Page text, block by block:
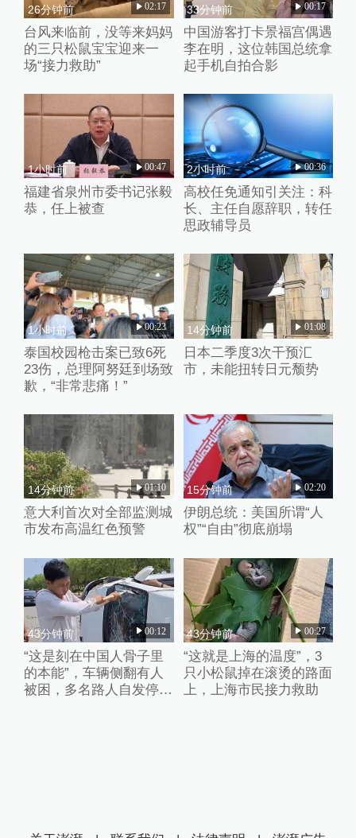
26分钟前 02:17
台风来临前，没等来妈妈
的三只松鼠宝宝迎来一
场“接力救助”
33分钟前 00:17
中国游客打卡景福宫偶遇
李在明，这位韩国总统拿
起手机自拍合影
1小时前 00:47
福建省泉州市委书记张毅
恭，任上被查
2小时前 00:36
高校任免通知引关注：科
长、主任自愿辞职，转任
思政辅导员
1小时前 00:23
泰国校园枪击案已致6死
23伤，总理阿努廷到场致
歉，“非常悲痛！”
14分钟前 01:08
日本二季度3次干预汇
市，未能扭转日元颓势
14分钟前 01:10
意大利首次对全部监测城
市发布高温红色预警
15分钟前 02:20
伊朗总统：美国所谓“人
权”“自由”彻底崩塌
43分钟前 00:12
“这是刻在中国人骨子里
的本能”，车辆侧翻有人
被困，多名路人自发停车
43分钟前 00:27
“这就是上海的温度”，3
只小松鼠掉在滚烫的路面
上，上海市民接力救助